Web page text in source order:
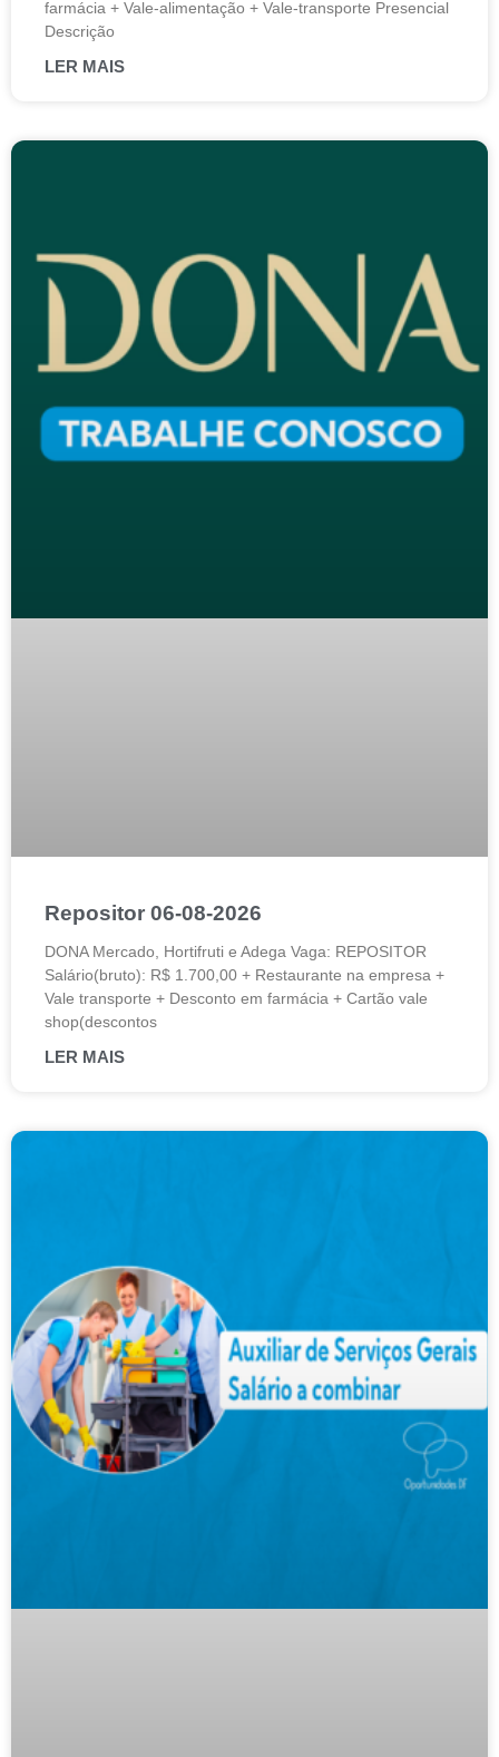
farmácia + Vale-alimentação + Vale-transporte Presencial
Descrição
LER MAIS
Repositor 06-08-2026
DONA Mercado, Hortifruti e Adega Vaga: REPOSITOR
Salário(bruto): R$ 1.700,00 + Restaurante na empresa +
Vale transporte + Desconto em farmácia + Cartão vale
shop(descontos
LER MAIS